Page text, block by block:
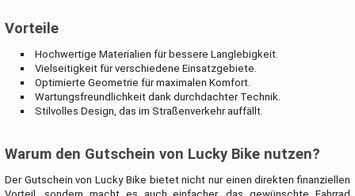
Vorteile
Hochwertige Materialien für bessere Langlebigkeit.
Vielseitigkeit für verschiedene Einsatzgebiete.
Optimierte Geometrie für maximalen Komfort.
Wartungsfreundlichkeit dank durchdachter Technik.
Stilvolles Design, das im Straßenverkehr auffällt.
Warum den Gutschein von Lucky Bike nutzen?
Der Gutschein von Lucky Bike bietet nicht nur einen direkten finanziellen